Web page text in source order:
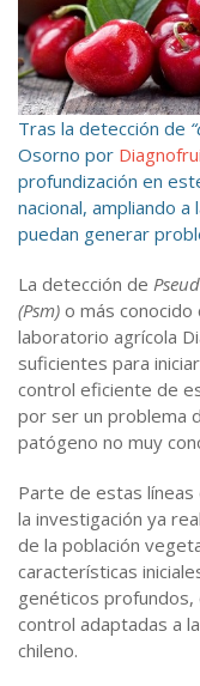
Tras la detección de
Osorno por
profundización en
nacional, ampliando
puedan generar
La detección de
(Psm) o más conocido
laboratorio agrícola
suficientes para
control eficiente de
por ser un problema
patógeno no muy
Parte de estas líneas
la investigación ya
de la población
características
genéticos
control adaptadas a
chileno.